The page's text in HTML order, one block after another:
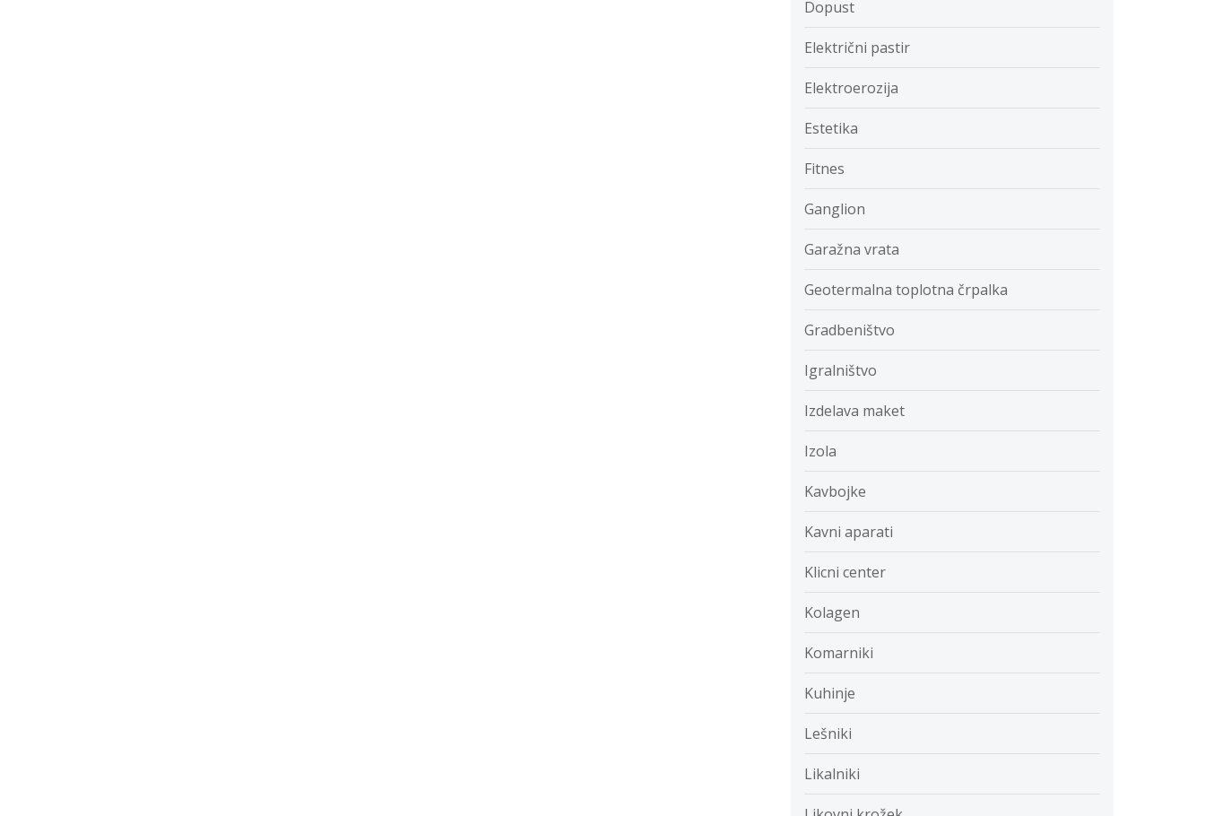
Dopust
Električni pastir
Elektroerozija
Estetika
Fitnes
Ganglion
Garažna vrata
Geotermalna toplotna črpalka
Gradbeništvo
Igralništvo
Izdelava maket
Izola
Kavbojke
Kavni aparati
Klicni center
Kolagen
Komarniki
Kuhinje
Lešniki
Likalniki